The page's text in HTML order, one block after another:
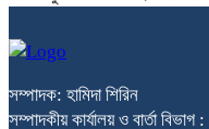
সম্পাদক: হামিদা শিরিন
সম্পাদকীয় কার্যালয় ও বার্তা